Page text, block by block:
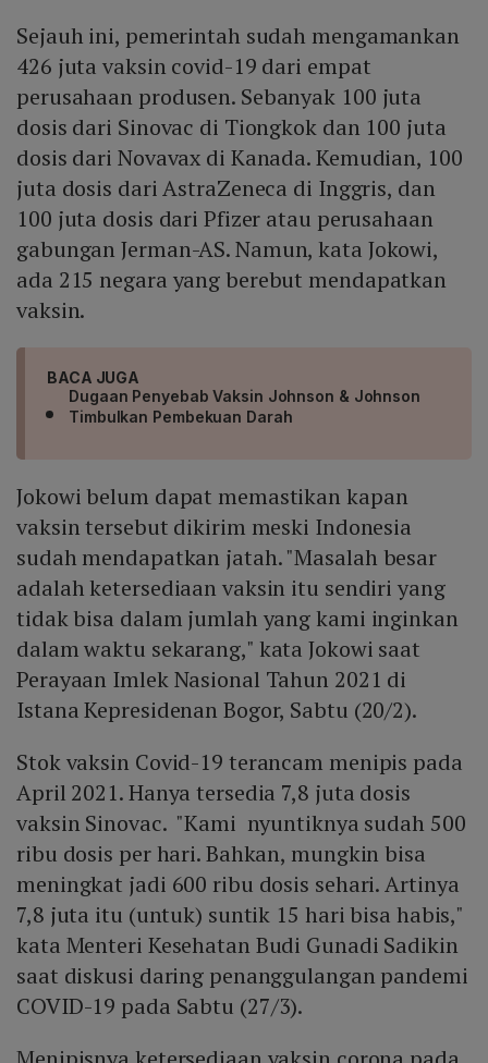
Sejauh ini, pemerintah sudah mengamankan
426 juta vaksin covid-19 dari empat
perusahaan produsen. Sebanyak 100 juta
dosis dari Sinovac di Tiongkok dan 100 juta
dosis dari Novavax di Kanada. Kemudian, 100
juta dosis dari AstraZeneca di Inggris, dan
100 juta dosis dari Pfizer atau perusahaan
gabungan Jerman-AS. Namun, kata Jokowi,
ada 215 negara yang berebut mendapatkan
vaksin.
BACA JUGA
Dugaan Penyebab Vaksin Johnson & Johnson
Timbulkan Pembekuan Darah
Jokowi belum dapat memastikan kapan
vaksin tersebut dikirim meski Indonesia
sudah mendapatkan jatah. "Masalah besar
adalah ketersediaan vaksin itu sendiri yang
tidak bisa dalam jumlah yang kami inginkan
dalam waktu sekarang," kata Jokowi saat
Perayaan Imlek Nasional Tahun 2021 di
Istana Kepresidenan Bogor, Sabtu (20/2).
Stok vaksin Covid-19 terancam menipis pada
April 2021. Hanya tersedia 7,8 juta dosis
vaksin Sinovac. "Kami nyuntiknya sudah 500
ribu dosis per hari. Bahkan, mungkin bisa
meningkat jadi 600 ribu dosis sehari. Artinya
7,8 juta itu (untuk) suntik 15 hari bisa habis,"
kata Menteri Kesehatan Budi Gunadi Sadikin
saat diskusi daring penanggulangan pandemi
COVID-19 pada Sabtu (27/3).